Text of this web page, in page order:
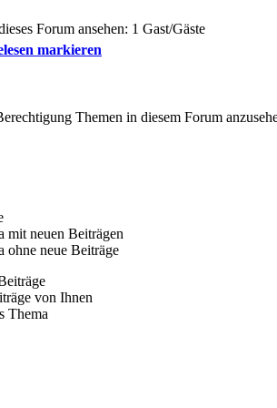
Forum ansehen: 1 Gast/Gäste
markieren
Themen in diesem Forum
mit neuen Beiträgen
ohne neue Beiträge
von Ihnen
Thema